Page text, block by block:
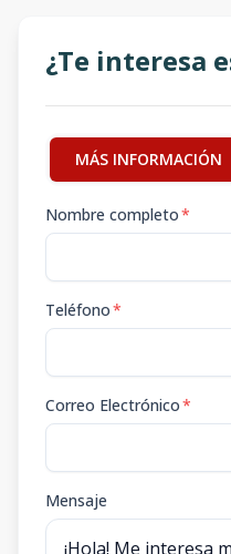
¿Te interesa
MÁS INFORMACIÓN
Nombre completo*
Teléfono*
Correo Electrónico*
Mensaje